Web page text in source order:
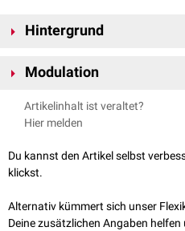
Hintergrund
Zustand. Eine
40 % der Zeit geschlossen ist.
Modulation
Modellierbar ist die
unterschiedliche Faktoren:
Membranpotential
Chemisch
Mechanischgesteuert: Öffnen
mechanischen Spannung an der
Artikelinhalt ist veraltet?
Hier melden
Du kannst den Artikel selbst
klickst.
Alternativ kümmert sich unser
Deine zusätzlichen Angaben